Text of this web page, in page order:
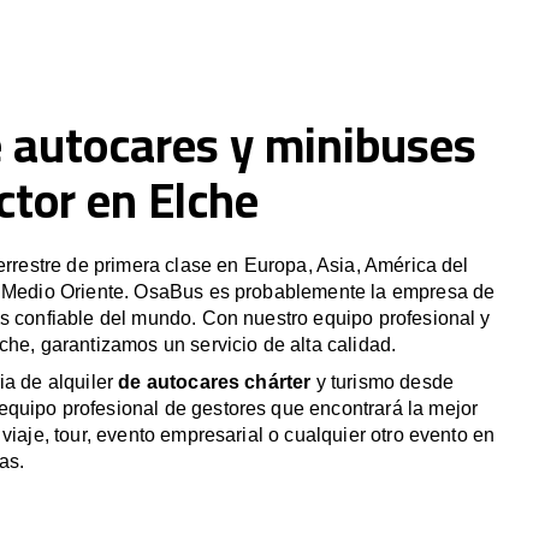
y minibuses
en Elche
de primera clase en Europa, Asia, América del
Oriente. OsaBus es probablemente la empresa de
confiable del mundo. Con nuestro equipo profesional y
garantizamos un servicio de alta calidad.
de alquilerde autocares chárter y turismo desde
profesional de gestores que encontrará la mejor
tour, evento empresarial o cualquier otro evento en